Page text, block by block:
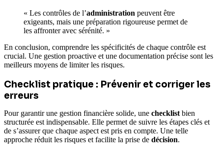
« Les contrôles de l’administration peuvent être
exigeants, mais une préparation rigoureuse permet de
les affronter avec sérénité. »
En conclusion, comprendre les spécificités de chaque contrôle est
crucial. Une gestion proactive et une documentation précise sont les
meilleurs moyens de limiter les risques.
Checklist pratique : Prévenir et corriger les
erreurs
Pour garantir une gestion financière solide, une checklist bien
structurée est indispensable. Elle permet de suivre les étapes clés et
de s’assurer que chaque aspect est pris en compte. Une telle
approche réduit les risques et facilite la prise de décision.